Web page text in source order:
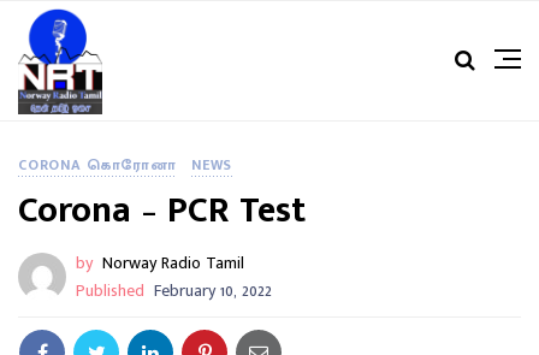
CORONA கொரோனா NEWS
Corona – PCR Test
by Norway Radio Tamil
Published February 10, 2022